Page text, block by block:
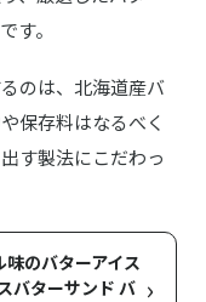
す。
のは、北海道産バ
保存料はなるべく
す製法にこだわっ
のバターアイス
バターサンド バ ›